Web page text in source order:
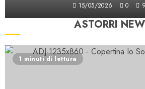
15/05/2026 0
ASTORRI
1 minuti di lettura